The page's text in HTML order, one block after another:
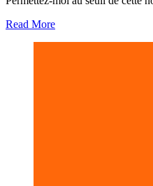
Read More